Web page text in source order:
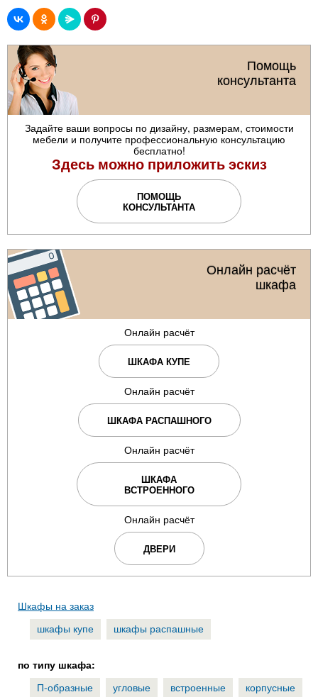
Помощь
консультанта
Задайте ваши вопросы по дизайну, размерам, стоимости
мебели и получите профессиональную консультацию
бесплатно!
Здесь можно приложить эскиз
ПОМОЩЬ
КОНСУЛЬТАНТА
Онлайн расчёт
шкафа
Онлайн расчёт
ШКАФА КУПЕ
Онлайн расчёт
ШКАФА РАСПАШНОГО
Онлайн расчёт
ШКАФА
ВСТРОЕННОГО
Онлайн расчёт
ДВЕРИ
Шкафы на заказ
шкафы купе
шкафы распашные
по типу шкафа:
П-образные
угловые встроенные корпусные